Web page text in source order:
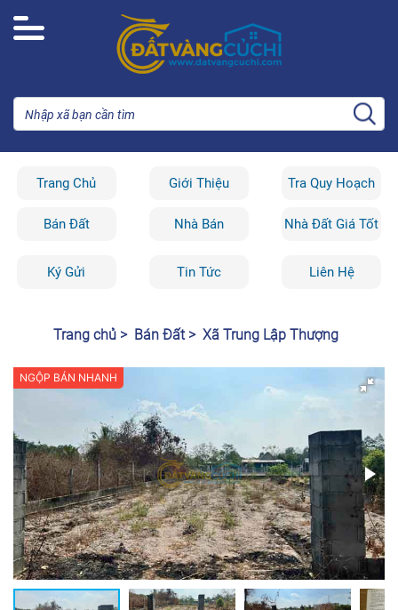
Trang Chủ Giới Thiệu Tra Quy Hoạch
Bán Đất Nhà Bán Nhà Đất Giá Tốt
Ký Gửi Tin Tức Liên Hệ
Trang chủ > Bán Đất > Xã Trung Lập Thượng
NGỘP BÁN NHANH